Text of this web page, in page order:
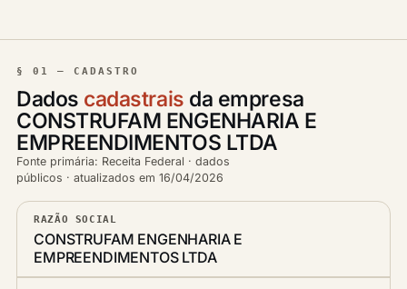
§ 01 — CADASTRO
Dados cadastrais da empresa
CONSTRUFAM ENGENHARIA E
EMPREENDIMENTOS LTDA
Fonte primária: Receita Federal · dados
públicos · atualizados em 16/04/2026
RAZÃO SOCIAL
CONSTRUFAM ENGENHARIA E
EMPREENDIMENTOS LTDA